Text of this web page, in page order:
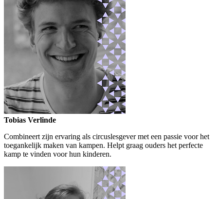
Tobias Verlinde
Combineert zijn ervaring als circuslesgever met een passie voor het
toegankelijk maken van kampen. Helpt graag ouders het perfecte
kamp te vinden voor hun kinderen.